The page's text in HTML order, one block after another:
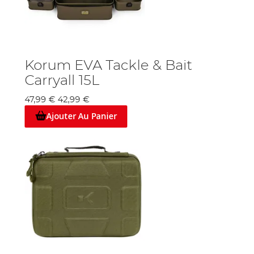
Korum EVA Tackle & Bait
Carryall 15L
47,99 € 42,99 €
Ajouter Au Panier